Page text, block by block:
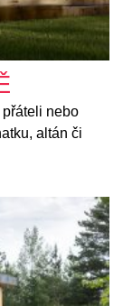
nebo
altán či